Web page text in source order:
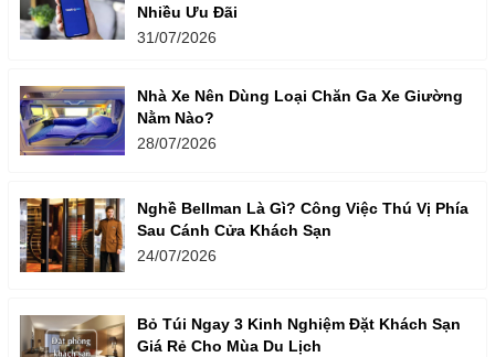
Nhiều Ưu Đãi
31/07/2026
Nhà Xe Nên Dùng Loại Chăn Ga Xe Giường
Nằm Nào?
28/07/2026
Nghề Bellman Là Gì? Công Việc Thú Vị Phía
Sau Cánh Cửa Khách Sạn
24/07/2026
Bỏ Túi Ngay 3 Kinh Nghiệm Đặt Khách Sạn
Giá Rẻ Cho Mùa Du Lịch